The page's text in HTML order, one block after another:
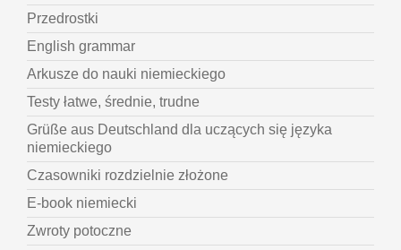
Przedrostki
English grammar
Arkusze do nauki niemieckiego
Testy łatwe, średnie, trudne
Grüße aus Deutschland dla uczących się języka
niemieckiego
Czasowniki rozdzielnie złożone
E-book niemiecki
Zwroty potoczne